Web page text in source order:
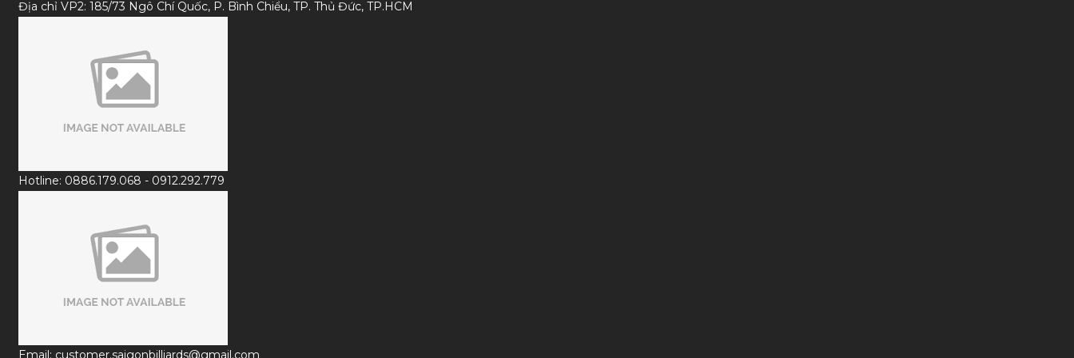
Địa chỉ VP2: 185/73 Ngô Chí Quốc, P. Bình Chiểu, TP. Thủ Đức, TP.HCM
Hotline: 0886.179.068 - 0912.292.779
Email: customer.saigonbilliards@gmail.com